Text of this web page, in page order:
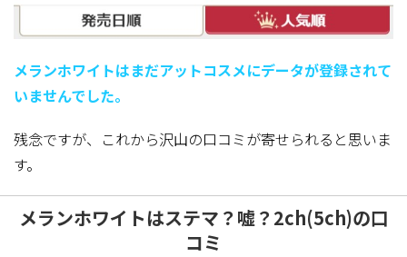
メランホワイトはまだアットコスメにデータが登録されて
いませんでした。
残念ですが、これから沢山の口コミが寄せられると思いま
す。
メランホワイトはステマ？嘘？2ch(5ch)の口
コミ